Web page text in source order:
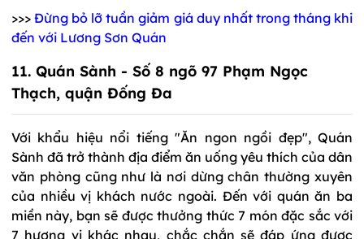
>>>Đừng bỏ lỡ tuần giảm giá duy nhất trong tháng khi
đến với Lương Sơn Quán
11. Quán Sành - Số 8 ngõ 97 Phạm Ngọc
Thạch, quận Đống Đa
Với khẩu hiệu nổi tiếng "Ăn ngon ngồi đẹp", Quán
Sành đã trở thành địa điểm ăn uống yêu thích của dân
văn phòng cũng như là nơi dừng chân thường xuyên
của nhiều vị khách nước ngoài. Đến với quán ăn ba
miền này, bạn sẽ được thưởng thức 7 món đặc sắc với
7 hương vị khác nhau, chắc chắn sẽ đáp ứng được